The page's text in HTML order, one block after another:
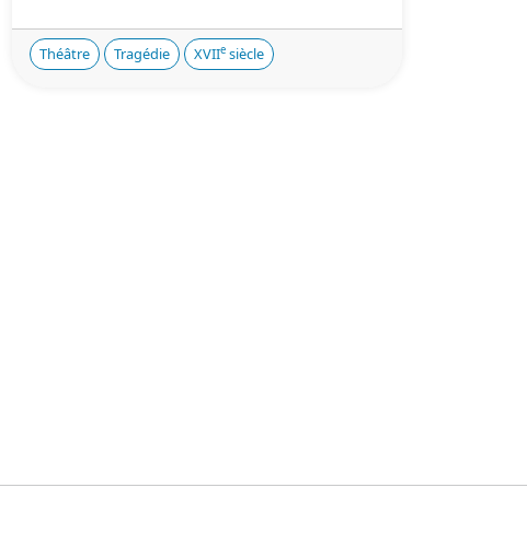
Théâtre Tragédie XVIIe siècle